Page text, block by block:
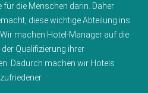
die Menschen darin. Daher
diese wichtige Abteilung ins
machen Hotel-Manager auf die
Qualifizierung ihrer
Dadurch machen wir Hotels